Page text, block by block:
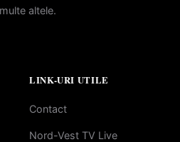
altele.
LINK-URI UTILE
Contact
Nord-Vest TV Live